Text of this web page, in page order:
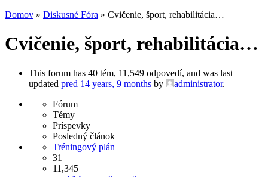
Domov » Diskusné Fóra » Cvičenie, šport, rehabilitácia…
Cvičenie, šport, rehabilitácia…
This forum has 40 tém, 11,549 odpovedí, and was last
updated pred 14 years, 9 months by administrator.
Fórum
Témy
Príspevky
Posledný článok
Tréningový plán
31
11,345